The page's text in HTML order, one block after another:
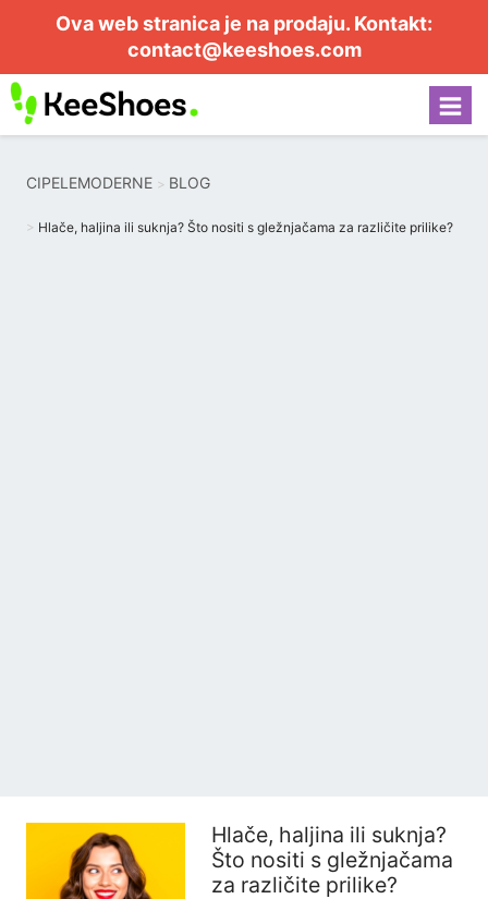
Ova web stranica je na prodaju. Kontakt:
contact@keeshoes.com
CIPELEMODERNE BLOG
Hlače, haljina ili suknja? Što nositi s gležnjačama za različite prilike?
Hlače, haljina ili suknja?
Što nositi s gležnjačama
za različite prilike?